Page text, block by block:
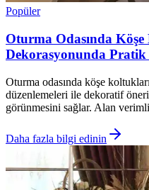
Popüler
Oturma Odasında
Dekorasyonunda Pratik
Oturma odasında köşe
düzenlemeleri ile dekoratif
görünmesini sağlar. Alan
Daha fazla bilgi edinin